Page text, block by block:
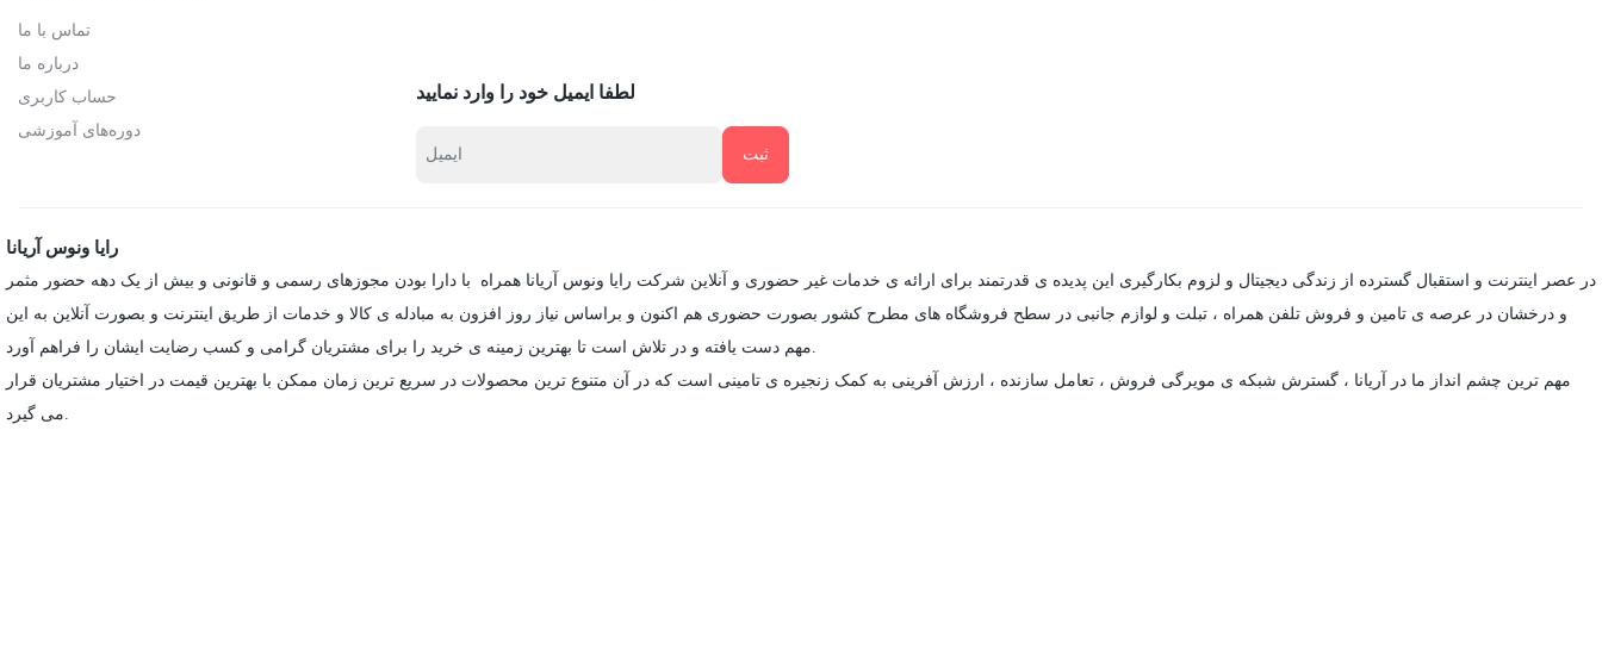
تماس با ما
درباره ما
حساب کاربری
دوره‌های آموزشی
لطفا ایمیل خود را وارد نمایید
رایا ونوس آریانا
در عصر اینترنت و استقبال گسترده از زندگی دیجیتال و لزوم بکارگیری این پدیده ی قدرتمند برای ارائه ی خدمات غیر حضوری و آنلاین شرکت رایا ونوس آریانا همراه با دارا بودن مجوزهای رسمی و قانونی و بیش از یک دهه حضور مثمر
و درخشان در عرصه ی تامین و فروش تلفن همراه ، تبلت و لوازم جانبی در سطح فروشگاه های مطرح کشور بصورت حضوری هم اکنون و براساس نیاز روز افزون به مبادله ی کالا و خدمات از طریق اینترنت و بصورت آنلاین به این
مهم دست یافته و در تلاش است تا بهترین زمینه ی خرید را برای مشتریان گرامی و کسب رضایت ایشان را فراهم آورد.
مهم ترین چشم انداز ما در آریانا ، گسترش شبکه ی مویرگی فروش ، تعامل سازنده ، ارزش آفرینی به کمک زنجیره ی تامینی است که در آن متنوع ترین محصولات در سریع ترین زمان ممکن با بهترین قیمت در اختیار مشتریان قرار
می گیرد.